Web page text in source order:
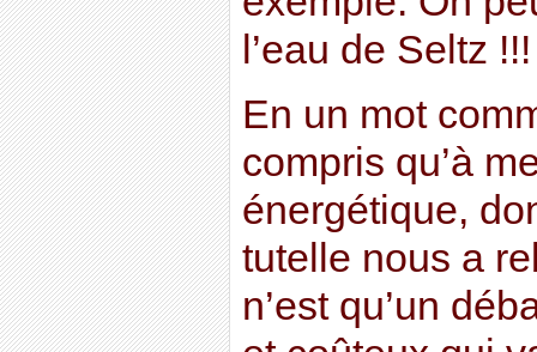
l’eau de Seltz !!!
En un mot
compris qu’à
énergétique,
tutelle nous a
n’est qu’un